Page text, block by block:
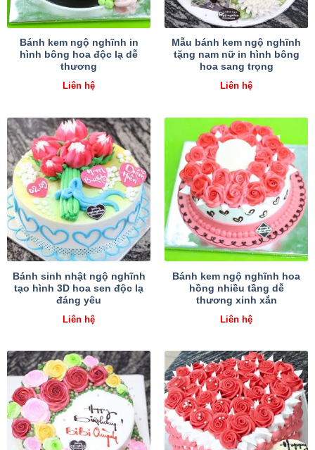
Bánh kem ngộ nghĩnh in
hình bông hoa độc lạ dễ
thương
Liên hệ
Mẫu bánh kem ngộ nghĩnh
tặng nam nữ in hình bông
hoa sang trọng
Liên hệ
Bánh sinh nhật ngộ nghĩnh
tạo hình 3D hoa sen độc lạ
đáng yêu
Liên hệ
Bánh kem ngộ nghĩnh hoa
hồng nhiều tầng dễ
thương xinh xắn
Liên hệ